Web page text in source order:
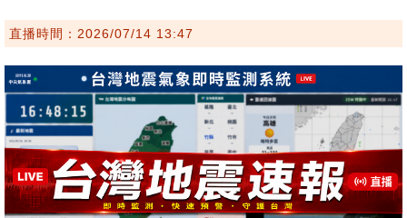
直播時間：2026/07/14 13:47